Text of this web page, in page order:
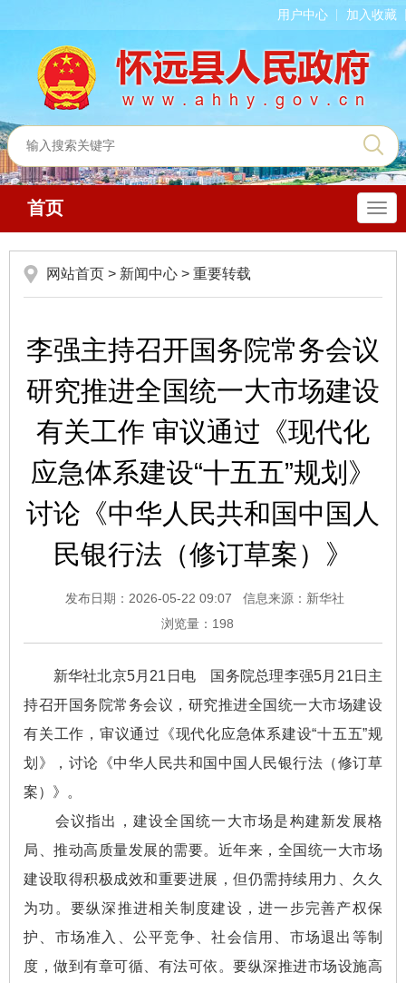
用户中心 加入收藏
导
航
首页
网站首页 > 新闻中心 > 重要转载
李强主持召开国务院常务会议
研究推进全国统一大市场建设
有关工作 审议通过《现代化
应急体系建设“十五五”规划》
讨论《中华人民共和国中国人
民银行法（修订草案）》
发布日期：2026-05-22 09:07
信息来源：新华社
浏览量： 198
新华社北京5月21日电 国务院总理李强5月21日主
持召开国务院常务会议，研究推进全国统一大市场建设
有关工作，审议通过《现代化应急体系建设“十五五”规
划》，讨论《中华人民共和国中国人民银行法（修订草
案）》。
会议指出，建设全国统一大市场是构建新发展格
局、推动高质量发展的需要。近年来，全国统一大市场
建设取得积极成效和重要进展，但仍需持续用力、久久
为功。要纵深推进相关制度建设，进一步完善产权保
护、市场准入、公平竞争、社会信用、市场退出等制
度，做到有章可循、有法可依。要纵深推进市场设施高